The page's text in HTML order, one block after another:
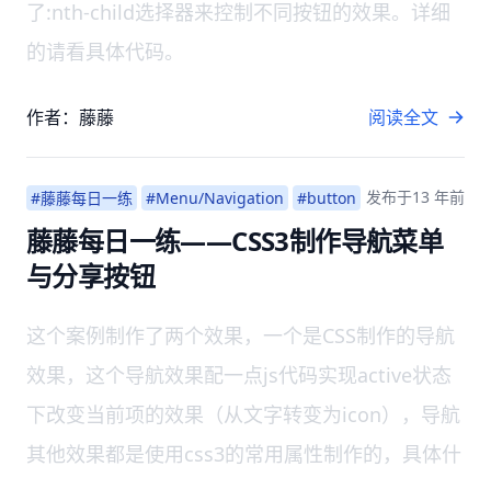
了:nth-child选择器来控制不同按钮的效果。详细
的请看具体代码。
作者：藤藤 阅读全文
#藤藤每日一练 #Menu/Navigation #button 发布于13 年前
藤藤每日一练——CSS3制作导航菜单
与分享按钮
这个案例制作了两个效果，一个是CSS制作的导航
效果，这个导航效果配一点js代码实现active状态
下改变当前项的效果（从文字转变为icon），导航
其他效果都是使用css3的常用属性制作的，具体什